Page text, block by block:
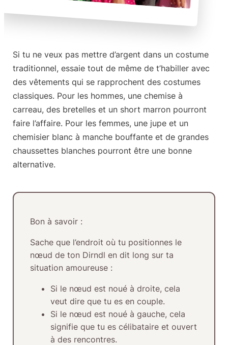
Si tu ne veux pas mettre d’argent dans un costume
traditionnel, essaie tout de même de t’habiller avec
des vêtements qui se rapprochent des costumes
classiques. Pour les hommes, une chemise à
carreau, des bretelles et un short marron pourront
faire l’affaire. Pour les femmes, une jupe et un
chemisier blanc à manche bouffante et de grandes
chaussettes blanches pourront être une bonne
alternative.
Bon à savoir :
Sache que l’endroit où tu positionnes le
nœud de ton Dirndl en dit long sur ta
situation amoureuse :
Si le nœud est noué à droite, cela
veut dire que tu es en couple.
Si le nœud est noué à gauche, cela
signifie que tu es célibataire et ouvert
à des rencontres.